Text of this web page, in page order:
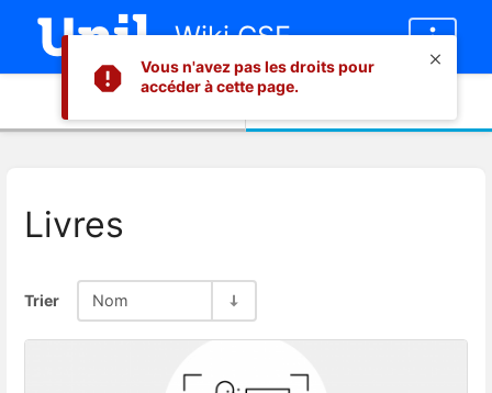
Vous n'avez pas les droits pour
accéder à cette page.
Wiki CSE
Livres
Trier Nom